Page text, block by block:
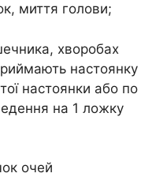
миття голови;
хворобах
настоянку
настоянки або по
на 1 ложку
очей